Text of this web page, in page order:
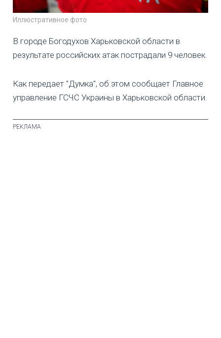
Иллюстративное фото
В городе Богодухов Харьковской области в
результате российских атак пострадали 9 человек.
Как передает "Думка", об этом сообщает Главное
управление ГСЧС Украины в Харьковской области.